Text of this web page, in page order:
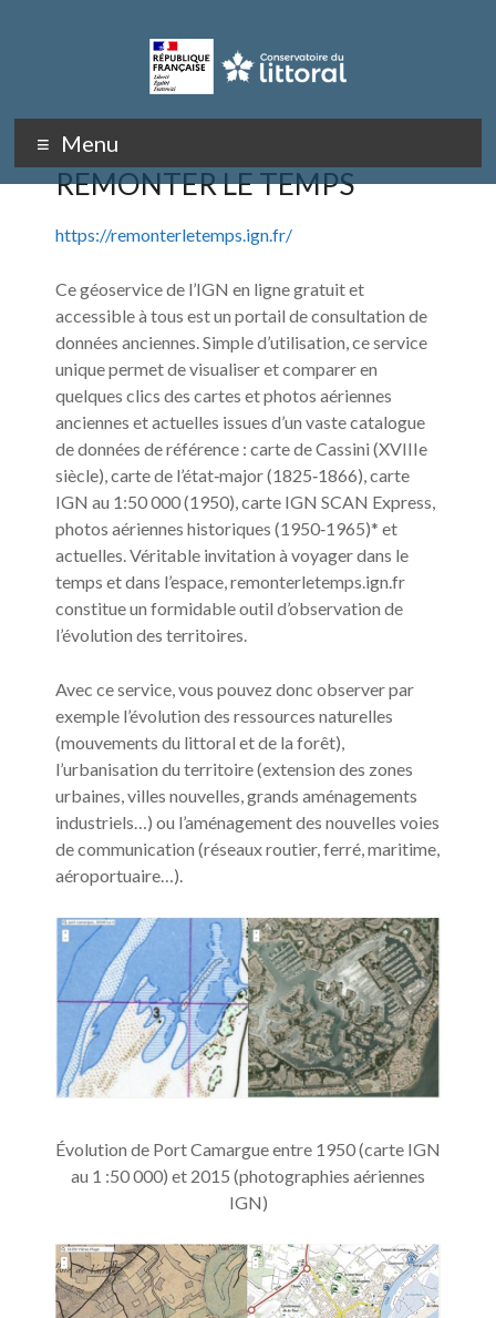
Rivages
en
mouvement
Menu
REMONTER LE TEMPS
https://remonterletemps.ign.fr/
Ce géoservice de l’IGN en ligne gratuit et
accessible à tous est un portail de consultation de
données anciennes. Simple d’utilisation, ce service
unique permet de visualiser et comparer en
quelques clics des cartes et photos aériennes
anciennes et actuelles issues d’un vaste catalogue
de données de référence : carte de Cassini (XVIIIe
siècle), carte de l’état‐major (1825‐1866), carte
IGN au 1:50 000 (1950), carte IGN SCAN Express,
photos aériennes historiques (1950‐1965)* et
actuelles. Véritable invitation à voyager dans le
temps et dans l’espace, remonterletemps.ign.fr
constitue un formidable outil d’observation de
l’évolution des territoires.
Avec ce service, vous pouvez donc observer par
exemple l’évolution des ressources naturelles
(mouvements du littoral et de la forêt),
l’urbanisation du territoire (extension des zones
urbaines, villes nouvelles, grands aménagements
industriels…) ou l’aménagement des nouvelles voies
de communication (réseaux routier, ferré, maritime,
aéroportuaire…).
Évolution de Port Camargue entre 1950 (carte IGN
au 1 :50 000) et 2015 (photographies aériennes
IGN)